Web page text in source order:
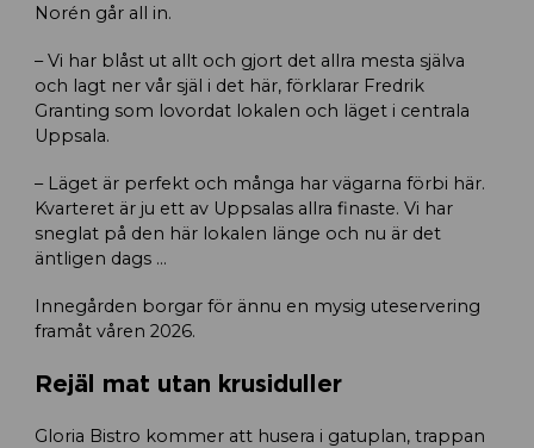
Norén går all in.
– Vi har blåst ut allt och gjort det allra mesta själva
och lagt ner vår själ i det här, förklarar Fredrik
Granting som lovordat lokalen och läget i centrala
Uppsala.
– Läget är perfekt och många har vägarna förbi här.
Kvarteret är ju ett av Uppsalas allra finaste. Vi har
sneglat på den här lokalen länge och nu är det
äntligen dags …
Innegården borgar för ännu en mysig uteservering
framåt våren 2026.
Rejäl mat utan krusiduller
Gloria Bistro kommer att husera i gatuplan, trappan